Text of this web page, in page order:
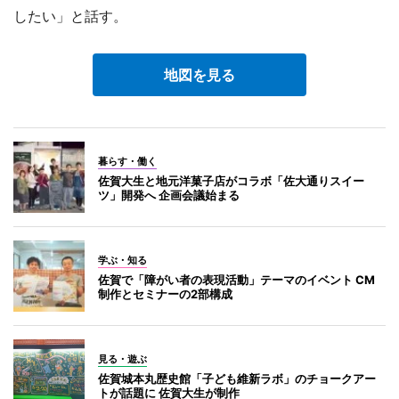
したい」と話す。
地図を見る
暮らす・働く
佐賀大生と地元洋菓子店がコラボ「佐大通りスイー
ツ」開発へ 企画会議始まる
学ぶ・知る
佐賀で「障がい者の表現活動」テーマのイベント CM
制作とセミナーの2部構成
見る・遊ぶ
佐賀城本丸歴史館「子ども維新ラボ」のチョークアー
トが話題に 佐賀大生が制作